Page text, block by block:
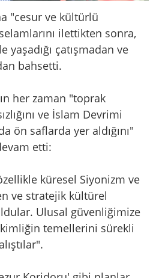
"cesur ve kültürlü
ilettikten sonra,
yaşadığı çatışmadan ve
bahsetti.
her zaman "toprak
ve İslam Devrimi
ön saflarda yer aldığını"
etti:
küresel Siyonizm ve
ve stratejik kültürel
Ulusal güvenliğimize
temellerini sürekli